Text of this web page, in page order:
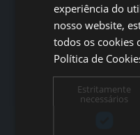
experiência do
nosso website,
todos os cookies
Política de
Estritamente
necessários